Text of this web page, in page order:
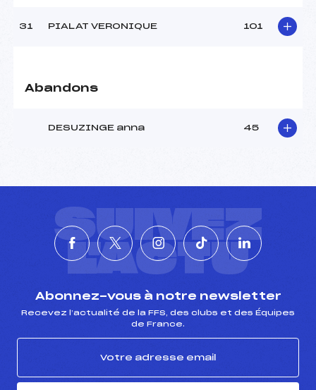
31 PIALAT VERONIQUE 101
Abandons
DESUZINGE anna 45
SUIVEZ
L'ACTU
Abonnez-vous à notre newsletter
Recevez l’actualité de la FFS, des clubs et des Équipes
de France.